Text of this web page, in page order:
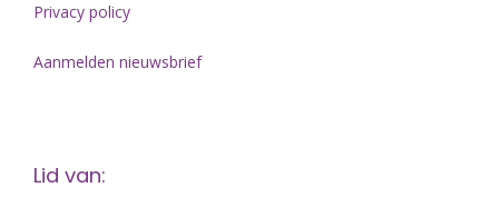
Privacy policy
Aanmelden nieuwsbrief
Lid van: